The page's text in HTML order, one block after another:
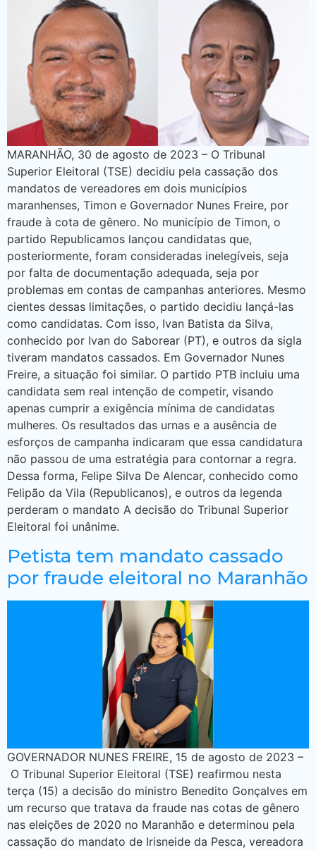
MARANHÃO, 30 de agosto de 2023 – O Tribunal
Superior Eleitoral (TSE) decidiu pela cassação dos
mandatos de vereadores em dois municípios
maranhenses, Timon e Governador Nunes Freire, por
fraude à cota de gênero. No município de Timon, o
partido Republicamos lançou candidatas que,
posteriormente, foram consideradas inelegíveis, seja
por falta de documentação adequada, seja por
problemas em contas de campanhas anteriores. Mesmo
cientes dessas limitações, o partido decidiu lançá-las
como candidatas. Com isso, Ivan Batista da Silva,
conhecido por Ivan do Saborear (PT), e outros da sigla
tiveram mandatos cassados. Em Governador Nunes
Freire, a situação foi similar. O partido PTB incluiu uma
candidata sem real intenção de competir, visando
apenas cumprir a exigência mínima de candidatas
mulheres. Os resultados das urnas e a ausência de
esforços de campanha indicaram que essa candidatura
não passou de uma estratégia para contornar a regra.
Dessa forma, Felipe Silva De Alencar, conhecido como
Felipão da Vila (Republicanos), e outros da legenda
perderam o mandato A decisão do Tribunal Superior
Eleitoral foi unânime.
Petista tem mandato cassado
por fraude eleitoral no Maranhão
GOVERNADOR NUNES FREIRE, 15 de agosto de 2023 –
O Tribunal Superior Eleitoral (TSE) reafirmou nesta
terça (15) a decisão do ministro Benedito Gonçalves em
um recurso que tratava da fraude nas cotas de gênero
nas eleições de 2020 no Maranhão e determinou pela
cassação do mandato de Irisneide da Pesca, vereadora